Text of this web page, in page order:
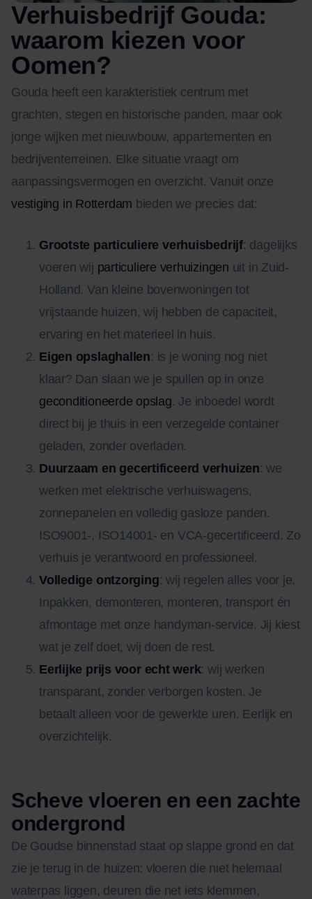
Verhuisbedrijf Gouda:
waarom kiezen voor
Oomen?
Gouda heeft een karakteristiek centrum met
grachten, stegen en historische panden, maar ook
jonge wijken met nieuwbouw, appartementen en
bedrijventerreinen. Elke situatie vraagt om
aanpassingsvermogen en overzicht. Vanuit onze
vestiging in Rotterdam bieden we precies dat:
Grootste particuliere verhuisbedrijf: dagelijks
voeren wij particuliere verhuizingen uit in Zuid-
Holland. Van kleine bovenwoningen tot
vrijstaande huizen, wij hebben de capaciteit,
ervaring en het materieel in huis.
Eigen opslaghallen: is je woning nog niet
klaar? Dan slaan we je spullen op in onze
geconditioneerde opslag. Je inboedel wordt
direct bij je thuis in een verzegelde container
geladen, zonder overladen.
Duurzaam en gecertificeerd verhuizen: we
werken met elektrische verhuiswagens,
zonnepanelen en volledig gasloze panden.
ISO9001-, ISO14001- en VCA-gecertificeerd. Zo
verhuis je verantwoord en professioneel.
Volledige ontzorging: wij regelen alles voor je.
Inpakken, demonteren, monteren, transport én
afmontage met onze handyman-service. Jij kiest
wat je zelf doet, wij doen de rest.
Eerlijke prijs voor echt werk: wij werken
transparant, zonder verborgen kosten. Je
betaalt alleen voor de gewerkte uren. Eerlijk en
overzichtelijk.
Scheve vloeren en een zachte
ondergrond
De Goudse binnenstad staat op slappe grond en dat
zie je terug in de huizen: vloeren die niet helemaal
waterpas liggen, deuren die net iets klemmen,